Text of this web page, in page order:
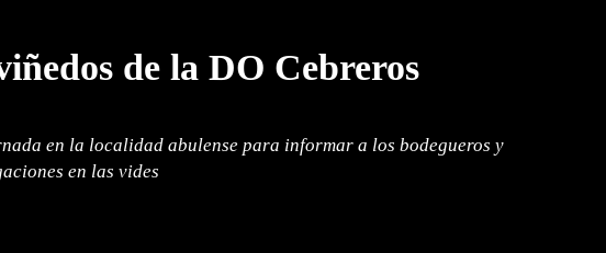
de la DO Cebreros
en la localidad abulense para informar a los bodegueros y
en las vides